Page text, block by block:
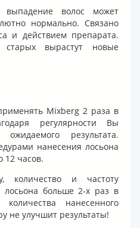
волос может
нормально. Связано
и действием препарата.
вырастут новые
Mixberg 2 раза в
регулярности Вы
ожидаемого результата.
нанесения лосьона
12 часов.
количество и частоту
больше 2-х раз в
нанесенного
не улучшит результаты!